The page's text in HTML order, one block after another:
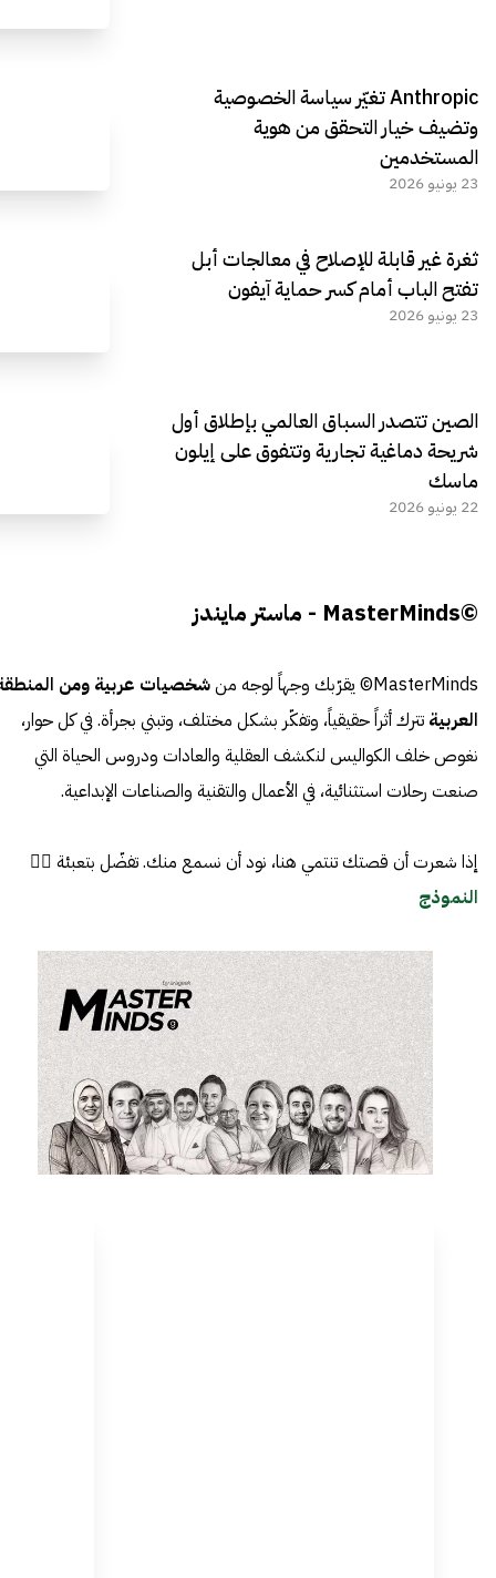
Anthropic تغيّر سياسة الخصوصية
وتضيف خيار التحقق من هوية
المستخدمين
23 يونيو 2026
ثغرة غير قابلة للإصلاح في معالجات أبل
تفتح الباب أمام كسر حماية آيفون
23 يونيو 2026
الصين تتصدر السباق العالمي بإطلاق أول
شريحة دماغية تجارية وتتفوق على إيلون
ماسك
22 يونيو 2026
©MasterMinds - ماستر مايندز
MasterMinds© يقرّبك وجهاً لوجه من
شخصيات عربية ومن
العربية تترك أثراً حقيقياً، وتفكّر بشكل مختلف، وتبني بجرأة. في كل حوار،
نغوص خلف الكواليس لنكشف العقلية والعادات ودروس الحياة التي
صنعت رحلات استثنائية، في الأعمال والتقنية والصناعات الإبداعية.
إذا شعرت أن قصتك تنتمي هنا، نود أن نسمع منك. تفضّل بتعبئة 👈🏼
النموذج